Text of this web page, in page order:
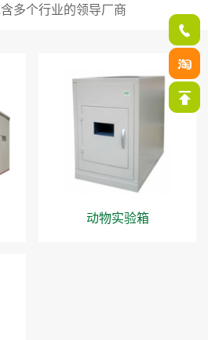
多个行业的领导厂商
动物实验箱